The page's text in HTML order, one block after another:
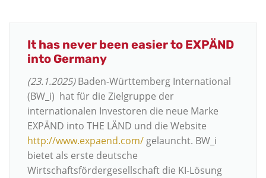
It has never been easier to EXPÄND
into Germany
(23.1.2025)Baden-Württemberg International
(BW_i) hat für die Zielgruppe der
internationalen Investoren die neue Marke
EXPÄND into THE LÄND und die Website
http://www.expaend.com/gelauncht. BW_i
bietet als erste deutsche
Wirtschaftsfördergesellschaft die KI-Lösung